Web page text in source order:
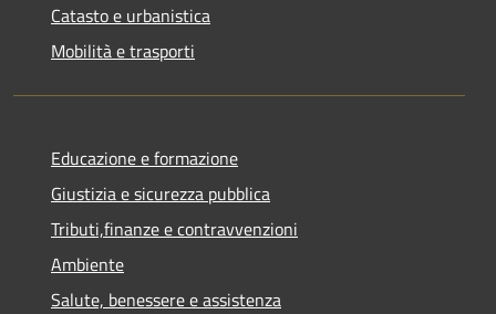
Catasto e urbanistica
Mobilità e trasporti
Educazione e formazione
Giustizia e sicurezza pubblica
Tributi,finanze e contravvenzioni
Ambiente
Salute, benessere e assistenza